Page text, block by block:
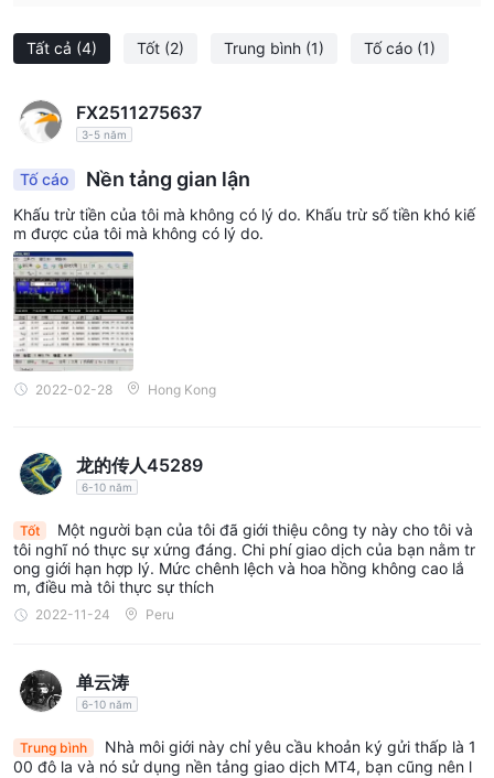
Tất cả (4) Tốt (2) Trung bình (1) Tố cáo (1)
FX2511275637
3-5 năm
Tố cáo Nền tảng gian lận
Khấu trừ tiền của tôi mà không có lý do. Khấu trừ số tiền khó kiế
m được của tôi mà không có lý do.
2022-02-28 Hong Kong
龙的传人45289
6-10 năm
Tốt
Một người bạn của tôi đã giới thiệu công ty này cho tôi và
tôi nghĩ nó thực sự xứng đáng. Chi phí giao dịch của bạn nằm tr
ong giới hạn hợp lý. Mức chênh lệch và hoa hồng không cao lắ
m, điều mà tôi thực sự thích
2022-11-24 Peru
单云涛
6-10 năm
Trung bình
Nhà môi giới này chỉ yêu cầu khoản ký gửi thấp là 1
00 đô la và nó sử dụng nền tảng giao dịch MT4, bạn cũng nên l